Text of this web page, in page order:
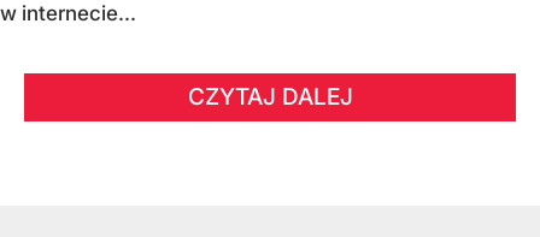
w internecie...
CZYTAJ DALEJ